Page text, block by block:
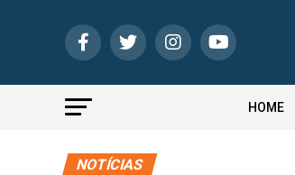
HOME
NOTÍCIAS